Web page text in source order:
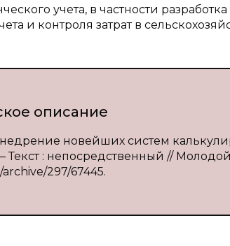
учета, в частности
и контроля затрат в
описание
новейших систем
Текст : непосредственный //
297/67445.